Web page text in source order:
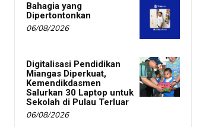
Bahagia yang
Dipertontonkan
06/08/2026
Digitalisasi Pendidikan
Miangas Diperkuat,
Kemendikdasmen
Salurkan 30 Laptop untuk
Sekolah di Pulau Terluar
06/08/2026